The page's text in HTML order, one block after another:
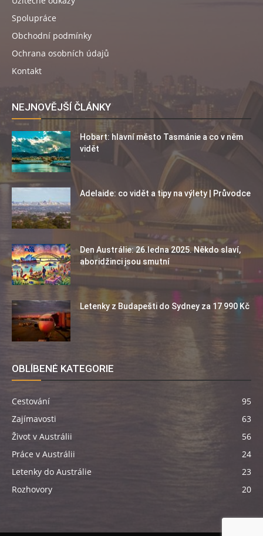
Spolupráce
Obchodní podmínky
Ochrana osobních údajů
Kontakt
NEJNOVĚJŠÍ ČLÁNKY
Hobart: hlavní město Tasmánie a co v něm
vidět
Adelaide: co vidět a tipy na výlety | Průvodce
Den Austrálie: 26.ledna 2025. Někdo slaví,
aboridžinci jsou smutní
Letenky z Budapešti do Sydney za 17 990 Kč
OBLÍBENÉ KATEGORIE
Cestování
95
Zajímavosti
63
Život v Austrálii
56
Práce v Austrálii
24
Letenky do Austrálie
23
Rozhovory
20